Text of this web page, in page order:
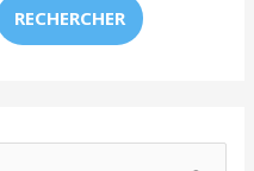
RECHERCHER